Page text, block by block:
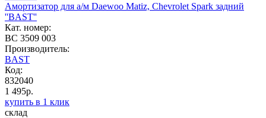
Амортизатор для а/м Daewoo Matiz, Chevrolet Spark задний
''BAST''
Кат. номер:
BC 3509 003
Производитель:
BAST
Код:
832040
1 495р.
купить в 1 клик
склад